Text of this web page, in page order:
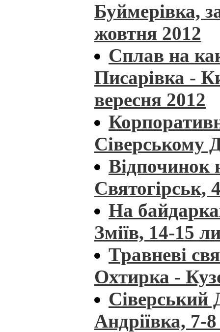
Буймерівка,
жовтня 2012
Сплав на
Писарівка -
вересня 2012
Сіверському
Відпочинок
Святогірськ,
На
Зміїв, 14-15
Травневі
Охтирка -
Андріївка, 7-